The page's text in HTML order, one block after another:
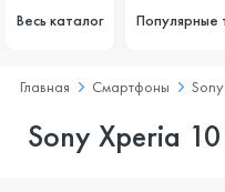
Весь каталог Популярные
Главная Смартфоны Sony
Sony Xperia